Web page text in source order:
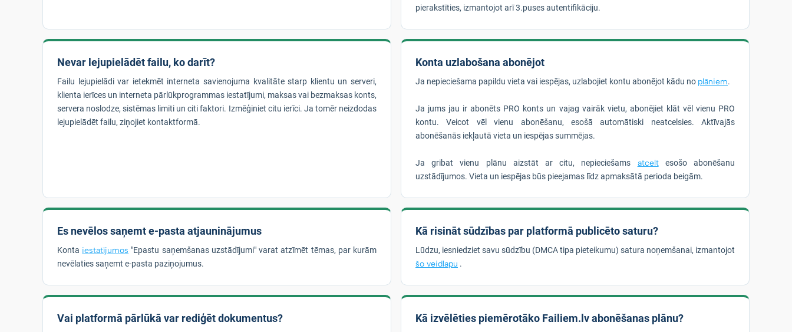
pierakstīties, izmantojot arī 3.puses autentifikāciju.
Nevar lejupielādēt failu, ko darīt?
Failu lejupielādi var ietekmēt interneta savienojuma kvalitāte starp klientu un serveri,
klienta ierīces un interneta pārlūkprogrammas iestatījumi, maksas vai bezmaksas konts,
servera noslodze, sistēmas limiti un citi faktori. Izmēģiniet citu ierīci. Ja tomēr neizdodas
lejupielādēt failu, ziņojiet kontaktformā.
Konta uzlabošana abonējot
Ja nepieciešama papildu vieta vai iespējas, uzlabojiet kontu abonējot kādu no plāniem.
Ja jums jau ir abonēts PRO konts un vajag vairāk vietu, abonējiet klāt vēl vienu PRO
kontu. Veicot vēl vienu abonēšanu, esošā automātiski neatcelsies. Aktīvajās
abonēšanās iekļautā vieta un iespējas summējas.
Ja gribat vienu plānu aizstāt ar citu, nepieciešams atceltesošo abonēšanu
uzstādījumos. Vieta un iespējas būs pieejamas līdz apmaksātā perioda beigām.
Es nevēlos saņemt e-pasta atjauninājumus
Konta iestatījumos "Epastu saņemšanas uzstādījumi" varat atzīmēt tēmas, par kurām
nevēlaties saņemt e-pasta paziņojumus.
Kā risināt sūdzības par platformā publicēto saturu?
Lūdzu, iesniedziet savu sūdzību (DMCA tipa pieteikumu) satura noņemšanai, izmantojot
šo veidlapu .
Vai platformā pārlūkā var rediģēt dokumentus? Kā izvēlēties piemērotāko Failiem.lv abonēšanas plānu?